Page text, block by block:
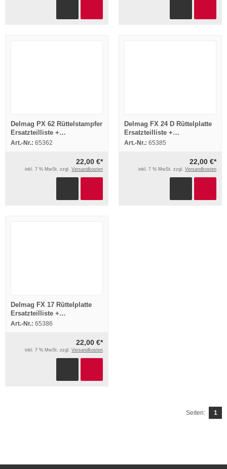
Delmag PX 62 Rüttelstampfer
Ersatzteilliste +
Betriebsanleitung 1998
Art.-Nr.: 65362
22,00 €*
inkl. 7 % MwSt. zzgl. Versandkosten
Delmag FX 24 D Rüttelplatte
Ersatzteilliste +
Betriebsanleitung Bedienung
Art.-Nr.: 65385
22,00 €*
inkl. 7 % MwSt. zzgl. Versandkosten
Delmag FX 17 Rüttelplatte
Ersatzteilliste +
Betriebsanleitung Bedienung
Art.-Nr.: 65386
22,00 €*
inkl. 7 % MwSt. zzgl. Versandkosten
Seiten: 1